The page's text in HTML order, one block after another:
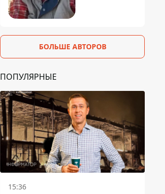
БОЛЬШЕ АВТОРОВ
ПОПУЛЯРНЫЕ
15:36